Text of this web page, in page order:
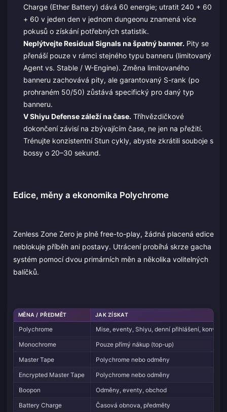
Charge (Ether Battery) dává 60 energie; utratit 240 + 60
+ 60 v jeden den v jednom dungeonu znamená více
pokusů o získání potřebných statistik.
Neplýtvejte Residual Signals na špatný banner. Pity se
přenáší pouze v rámci stejného typu banneru (limitovaný
Agent vs. Stable / W-Engine). Změna limitovaného
banneru zachovává pity, ale garantovaný S-rank (po
prohraném 50/50) zůstává specifický pro daný typ
banneru.
V Shiyu Defense záleží na čase. Tříhvězdičkové
dokončení závisí na zbývajícím čase, ne jen na přežití.
Trénujte konzistentní Stun cykly, abyste zkrátili souboje s
bossy o 20–30 sekund.
Edice, měny a ekonomika Polychrome
Zenless Zone Zero je plně free-to-play, žádná placená edice
neblokuje příběh ani postavy. Utrácení probíhá skrze gacha
systém pomocí dvou primárních měn a několika volitelných
balíčků.
MĚNA / PŘEDMĚT JAK ZÍSKAT
Polychrome
Mise, eventy, Shiyu, denní přihlášení,
Monochrome
Pouze přímý nákup (top-up)
Master Tape
Polychrome nebo odměny
Encrypted Master Tape
Polychrome nebo odměny
Boopon
Odměny, eventy, obchod
Battery Charge
Časová obnova, předměty